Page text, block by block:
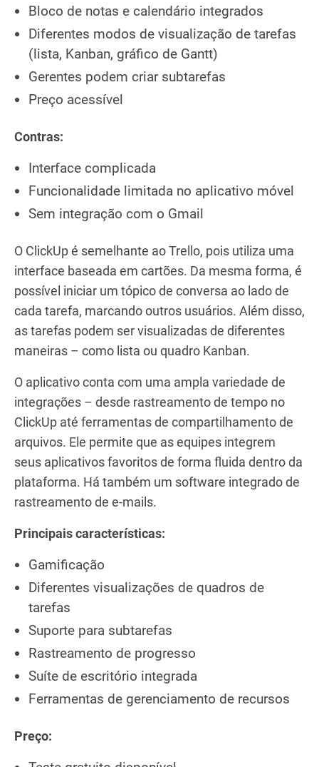
Bloco de notas e calendário integrados
Diferentes modos de visualização de tarefas
(lista, Kanban, gráfico de Gantt)
Gerentes podem criar subtarefas
Preço acessível
Contras:
Interface complicada
Funcionalidade limitada no aplicativo móvel
Sem integração com o Gmail
O ClickUp é semelhante ao Trello, pois utiliza uma
interface baseada em cartões. Da mesma forma, é
possível iniciar um tópico de conversa ao lado de
cada tarefa, marcando outros usuários. Além disso,
as tarefas podem ser visualizadas de diferentes
maneiras – como lista ou quadro Kanban.
O aplicativo conta com uma ampla variedade de
integrações – desde rastreamento de tempo no
ClickUp até ferramentas de compartilhamento de
arquivos. Ele permite que as equipes integrem
seus aplicativos favoritos de forma fluida dentro da
plataforma. Há também um software integrado de
rastreamento de e-mails.
Principais características:
Gamificação
Diferentes visualizações de quadros de
tarefas
Suporte para subtarefas
Rastreamento de progresso
Suíte de escritório integrada
Ferramentas de gerenciamento de recursos
Preço: